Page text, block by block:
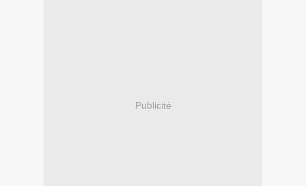
Publicité